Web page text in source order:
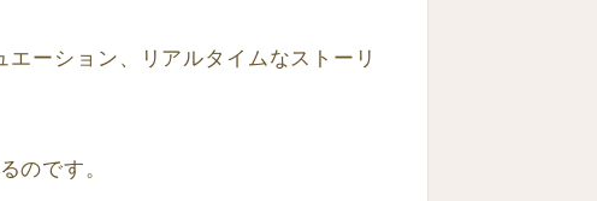
ーション、リアルタイムなストーリ
のです。